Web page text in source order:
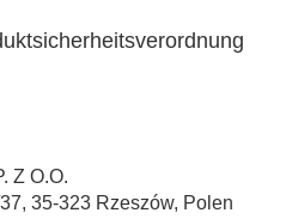
Z O.O.
35-323 Rzeszów, Polen